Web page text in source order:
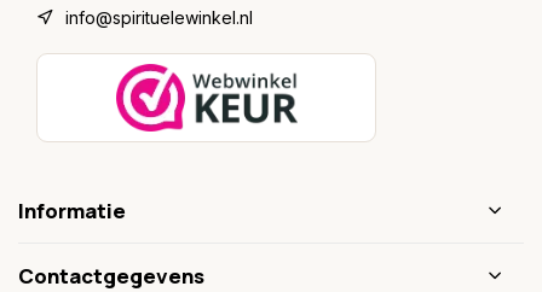
info@spirituelewinkel.nl
Informatie
Contactgegevens